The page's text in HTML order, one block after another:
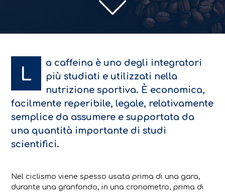
L
a caffeina è uno degli integratori
più studiati e utilizzati nella
nutrizione sportiva. È economica,
facilmente reperibile, legale, relativamente
semplice da assumere e supportata da
una quantità importante di studi
scientifici.
Nel ciclismo viene spesso usata prima di una gara,
durante una granfondo, in una cronometro, prima di